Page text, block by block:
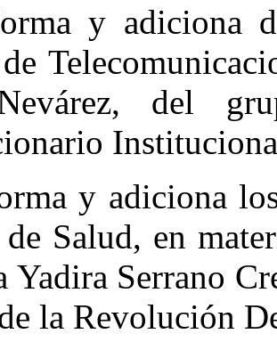
y adiciona
del
y adiciona
de Salud, en
Yadira Serrano
la Revolución